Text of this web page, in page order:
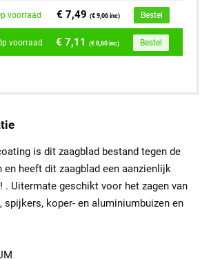
voorraad € 7,49(€ 9,06 inc) Bestel
voorraad € 7,11(€ 8,60 inc) Bestel
is dit zaagblad bestand tegen de
en heeft dit zaagblad een aanzienlijk
. Uitermate geschikt voor het zagen van
spijkers, koper- en aluminiumbuizen en